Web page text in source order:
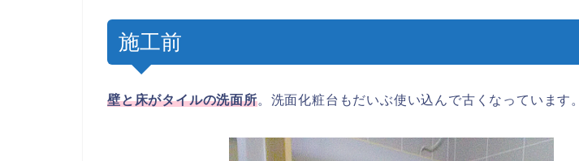
施工前
壁と床がタイルの洗面所。洗面化粧台もだいぶ使い込んで古くなっています。